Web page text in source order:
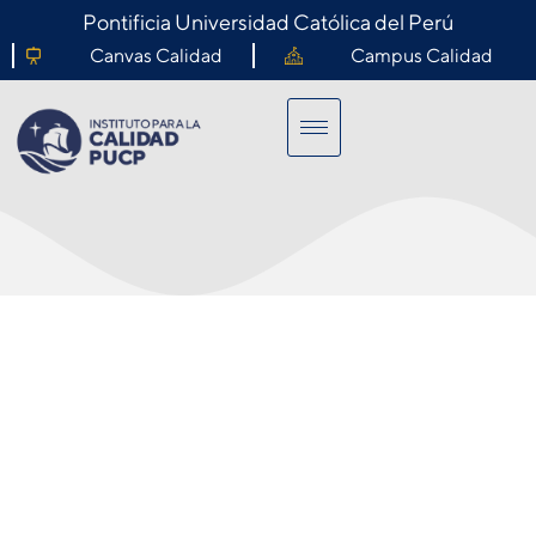
Pontificia Universidad Católica del Perú
Canvas Calidad Campus Calidad